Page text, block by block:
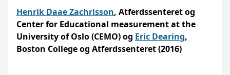
Henrik Daae Zachrisson, Atferdssenteret og
Center for Educational measurement at the
University of Oslo (CEMO) og Eric Dearing,
Boston College og Atferdssenteret (2016)